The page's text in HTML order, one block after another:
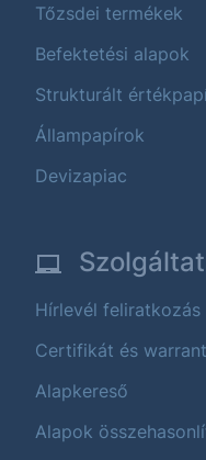
Tőzsdei termékek
Befektetési alapok
Strukturált
Állampapírok
Devizapiac
Hírlevél feliratkozás
Certifikát és
Alapkereső
Alapok